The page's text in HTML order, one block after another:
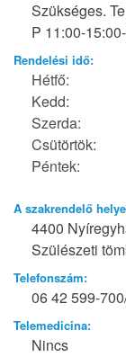
Szükséges.
P 11:00-
Rendelési idő:
Hétfő:
Kedd:
Szerda:
Csütörtök:
Péntek:
A szakrendelő
4400
Szülészeti
Telefonszám:
06 42 599-
Telemedicina:
Nincs